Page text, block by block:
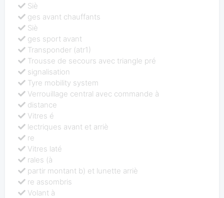
Siè
ges avant chauffants
Siè
ges sport avant
Transponder (atr1)
Trousse de secours avec triangle pré
signalisation
Tyre mobility system
Verrouillage central avec commande à
distance
Vitres é
lectriques avant et arriè
re
Vitres laté
rales (à
partir montant b) et lunette arriè
re assombris
Volant à